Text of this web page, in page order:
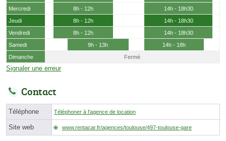
Mercredi
8h - 12h
14h - 18h30
Jeudi
8h - 12h
14h - 18h30
Vendredi
8h - 12h
14h - 18h30
Samedi
9h - 13h
14h - 18h
Dimanche
Fermé
Signaler une erreur
Contact
Téléphone Téléphoner à l'agence de location
Site web www.rentacar.fr/agences/toulouse/497-toulouse-gare